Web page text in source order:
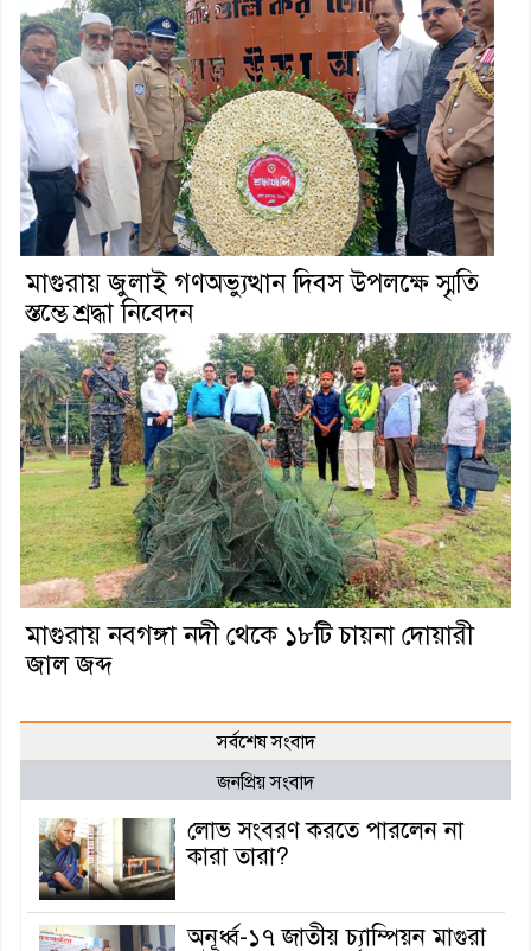
মাগুরায় জুলাই গণঅভ্যুত্থান দিবস উপলক্ষে স্মৃতি
স্তম্ভে শ্রদ্ধা নিবেদন
মাগুরায় নবগঙ্গা নদী থেকে ১৮টি চায়না দোয়ারী
জাল জব্দ
সর্বশেষ সংবাদ
জনপ্রিয় সংবাদ
লোভ সংবরণ করতে পারলেন না
কারা তারা?
অনূর্ধ্ব-১৭ জাতীয় চ্যাম্পিয়ন মাগুরা